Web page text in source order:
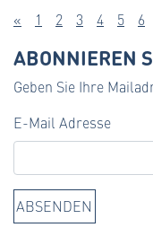
« 1 2 3 4 5 6
ABONNIEREN
Geben Sie Ihre
E-Mail Adresse